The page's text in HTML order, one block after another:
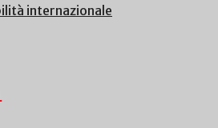
internazionale